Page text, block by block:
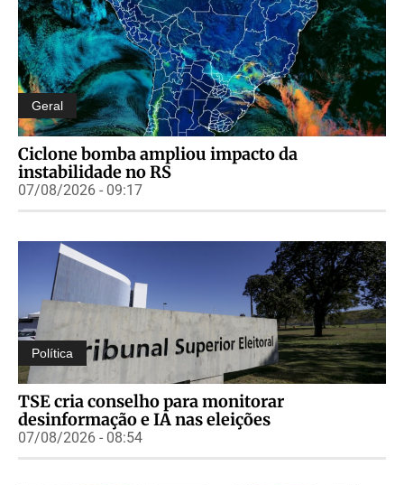
Geral
Ciclone bomba ampliou impacto da
instabilidade no RS
07/08/2026 - 09:17
Política
TSE cria conselho para monitorar
desinformação e IA nas eleições
07/08/2026 - 08:54